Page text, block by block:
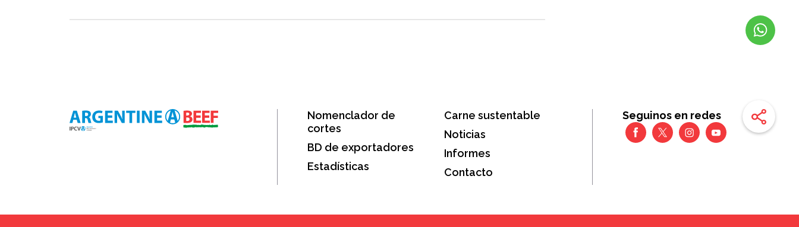
Nomenclador de
cortes
BD de exportadores
Estadísticas
Carne sustentable
Noticias
Informes
Contacto
Seguinos en redes